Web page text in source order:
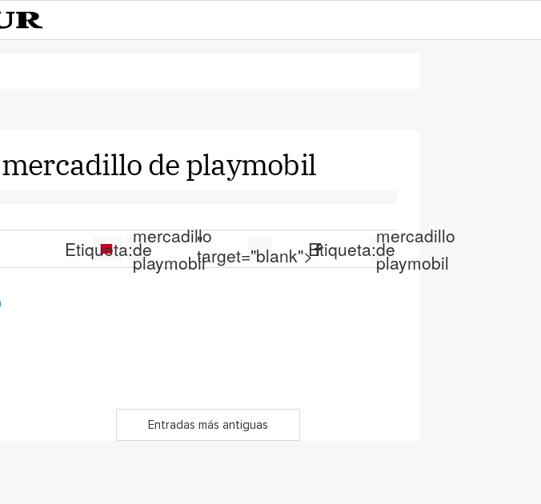
mercadillo de playmobil
Etiqueta:
mercadillo
de
playmobil
"
target="blank">Etiqueta:
mercadillo
de
playmobil
Entradas más antiguas